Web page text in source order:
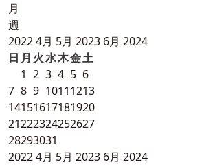
月
週
20224月 5月 2023 6月 2024
日 月 火水木金土
1 2 3 4 5 6
7 8 9 10111213
14151617181920
21222324252627
28293031
20224月 5月 2023 6月 2024